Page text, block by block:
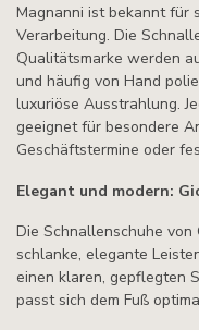
Magnanni ist bekannt für
Verarbeitung. Die
Qualitätsmarke werden
und häufig von Hand
luxuriöse Ausstrahlung.
geeignet für besondere
Geschäftstermine oder
Elegant und modern:
Die Schnallenschuhe von
schlanke, elegante
einen klaren, gepflegten
passt sich dem Fuß